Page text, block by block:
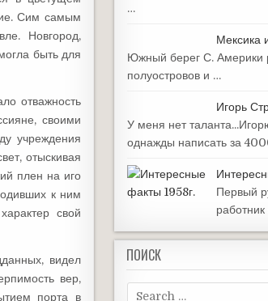
Сим самым
Новгород,
быть для
отважность
своими
учреждения
отыскивая
плен на иго
к ним
свой
видел
вер,
порта в
…
Мексика
Южный берег С. Америки
полуостровов и …
Игорь
У меня нет
однажды написать за
Первый
ПОИСК
Search